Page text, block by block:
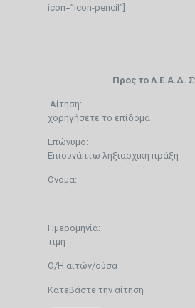
icon=”icon-pencil”]
Προς το Λ.Ε.Α.Δ.
Αίτηση:
χορηγήσετε το επίδομα
Επώνυμο:
Επισυνάπτω ληξιαρχική πράξη
Όνομα:
τιμή
Ο/Η αιτών/ούσα
Κατεβάστε την αίτηση